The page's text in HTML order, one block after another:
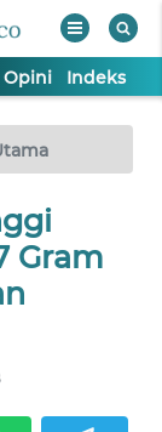
Opini Indeks
Gram